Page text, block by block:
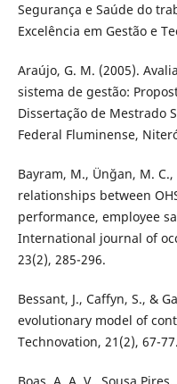
Segurança e Saúde do
Excelência em Gestão e
Araújo, G. M. (2005).
sistema de gestão:
Dissertação de Mestrado
Federal Fluminense,
Bayram, M., Ünğan, M. C.,
relationships between
performance, employee
International journal of
23(2), 285-296.
Bessant, J., Caffyn, S., &
evolutionary model of
Technovation, 21(2), 67-77.